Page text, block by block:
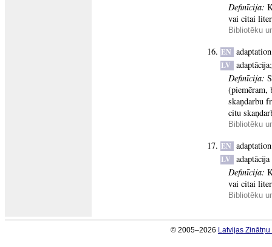
Definīcija:
vai citai
Bibliotēku
EN
LV adaptācija
Definīcija:
(piemēram,
skaņdarbu
citu
Bibliotēku
EN adaptation
LV adaptācija
Definīcija:
vai citai
Bibliotēku
© 2005–2026 Latvijas